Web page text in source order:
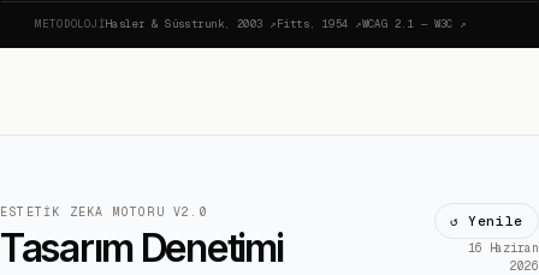
METODOLOJIHasler & Süsstrunk, 2003 ↗Fitts, 1954 ↗WCAG 2.1 — W3C ↗
ESTETIK ZEKA MOTORU V2.0
Tasarım Denetimi
↺ Yenile
16 Haziran
2026